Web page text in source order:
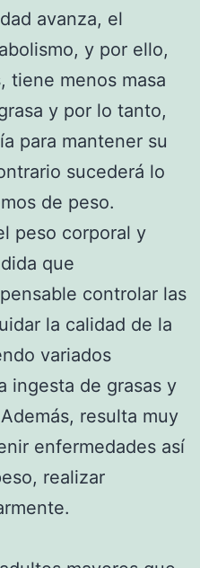
avanza, el
y por ello,
tiene menos masa
y por lo tanto,
para mantener su
sucederá lo
de peso.
peso corporal y
que
controlar las
la calidad de la
variados
ingesta de grasas y
resulta muy
enfermedades así
realizar